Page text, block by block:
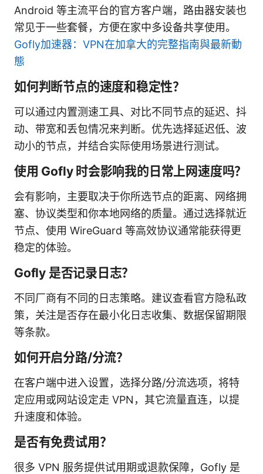
Android 等主流平台的官方客户端，路由器安装也
常见于一些套餐，方便在家中多设备共享使用。
Gofly加速器：VPN在加拿大的完整指南與最新動
態
如何判断节点的速度和稳定性？
可以通过内置测速工具、对比不同节点的延迟、抖
动、带宽和丢包情况来判断。优先选择延迟低、波
动小的节点，并结合实际使用场景进行测试。
使用 Gofly 时会影响我的日常上网速度吗？
会有影响，主要取决于你所选节点的距离、网络拥
塞、协议类型和你本地网络的质量。通过选择就近
节点、使用 WireGuard 等高效协议通常能获得更
稳定的体验。
Gofly 是否记录日志？
不同厂商有不同的日志策略。建议查看官方隐私政
策，关注是否存在最小化日志收集、数据保留期限
等条款。
如何开启分路/分流？
在客户端中进入设置，选择分路/分流选项，将特
定应用或网站设定走 VPN，其它流量直连，以提
升速度和体验。
是否有免费试用？
很多 VPN 服务提供试用期或退款保障，Gofly 是